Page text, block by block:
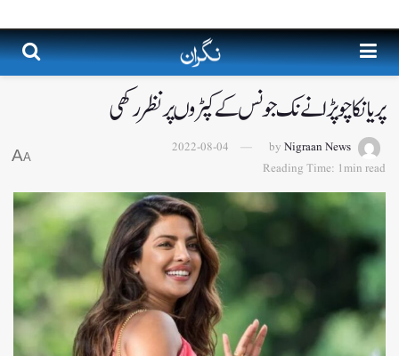
پریانکا چوپڑا نے نک جونس کے کپڑوں پر نظر رکھی
by Nigraan News
2022-08-04
Reading Time: 1min read
A
A